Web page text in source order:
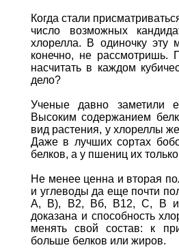
Когда стали
число возможных
хлорелла. В одиночку эту
конечно, не рассмотришь.
насчитать в каждом
дело?
Ученые давно заметили
Высоким содержанием
вид растения, у хлореллы
Даже в лучших сортах
белков, а у пшениц их
Не менее ценна и вторая
и углеводы да еще почти
А, В), В2, Вб, В12, С, В и
доказана и способность
менять свой состав: к
больше белков или жиров.